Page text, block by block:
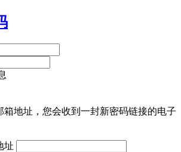
箱地址，您会收到一封新密码链接的电子
址